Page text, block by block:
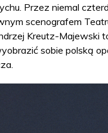
Przez niemal
scenografem
Kreutz-Majewski
sobie polską